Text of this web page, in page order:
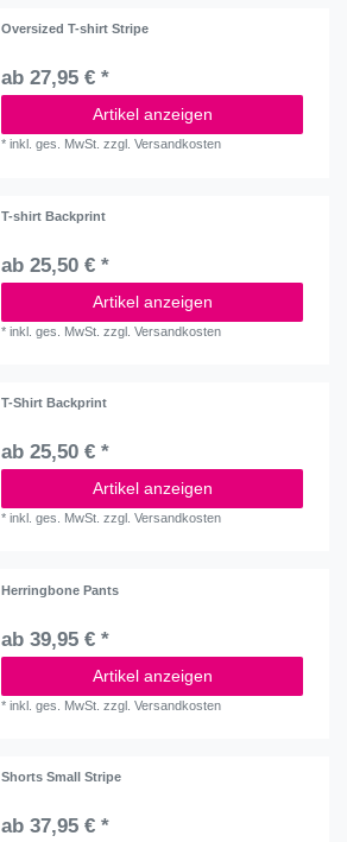
Oversized T-shirt Stripe
ab 27,95 € *
Artikel anzeigen
*inkl. ges. MwSt. zzgl.Versandkosten
T-shirt Backprint
ab 25,50 € *
Artikel anzeigen
*inkl. ges. MwSt. zzgl.Versandkosten
T-Shirt Backprint
ab 25,50 € *
Artikel anzeigen
*inkl. ges. MwSt. zzgl.Versandkosten
Herringbone Pants
ab 39,95 € *
Artikel anzeigen
*inkl. ges. MwSt. zzgl.Versandkosten
Shorts Small Stripe
ab 37,95 € *